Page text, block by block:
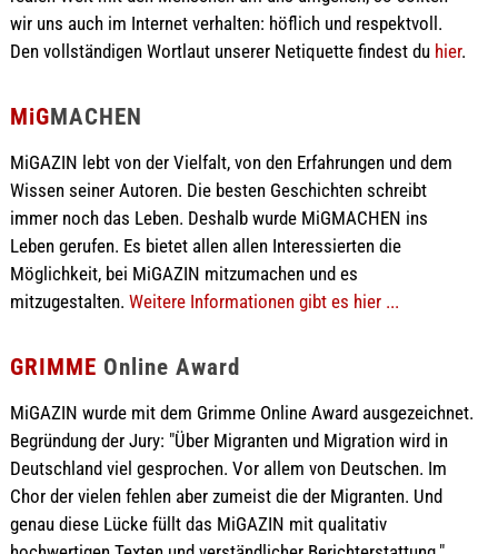
wir uns auch im Internet verhalten: höflich und respektvoll.
Den vollständigen Wortlaut unserer Netiquette findest du hier.
MiGMACHEN
MiGAZIN lebt von der Vielfalt, von den Erfahrungen und dem
Wissen seiner Autoren. Die besten Geschichten schreibt
immer noch das Leben. Deshalb wurde MiGMACHEN ins
Leben gerufen. Es bietet allen allen Interessierten die
Möglichkeit, bei MiGAZIN mitzumachen und es
mitzugestalten. Weitere Informationen gibt es hier ...
GRIMME Online Award
MiGAZIN wurde mit dem Grimme Online Award ausgezeichnet.
Begründung der Jury: "Über Migranten und Migration wird in
Deutschland viel gesprochen. Vor allem von Deutschen. Im
Chor der vielen fehlen aber zumeist die der Migranten. Und
genau diese Lücke füllt das MiGAZIN mit qualitativ